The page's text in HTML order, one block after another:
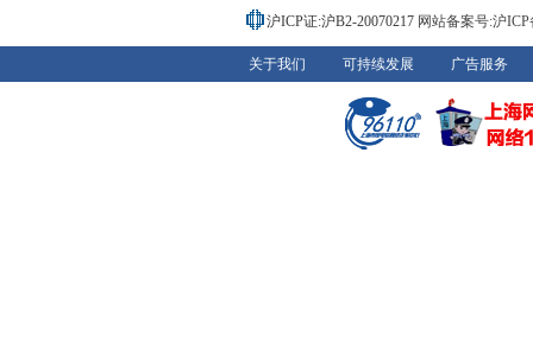
沪ICP证:沪B2-20070217 网站备案号:沪
关于我们 可持续发展 广告服务